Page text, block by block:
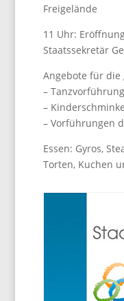
Freigelände
11 Uhr:
Staatssekretär
Angebote für die
–
–
– Vorführungen
Essen: Gyros,
Torten, Kuchen